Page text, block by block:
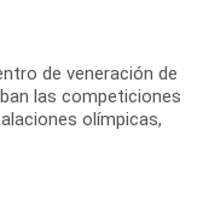
de veneración de
las competiciones
olímpicas,